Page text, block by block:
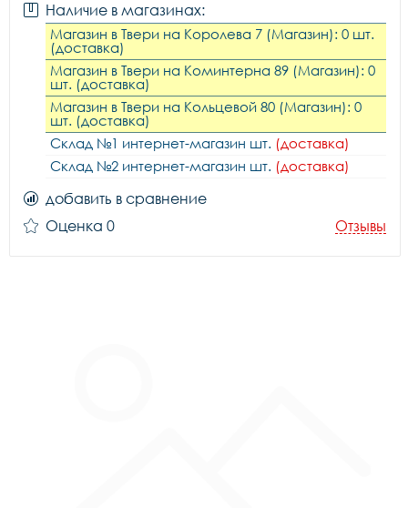
Наличие в магазинах:
Магазин в Твери на Королева 7 (Магазин): 0 шт.
(доставка)
Магазин в Твери на Коминтерна 89 (Магазин): 0
шт. (доставка)
Магазин в Твери на Кольцевой 80 (Магазин): 0
шт. (доставка)
Склад №1 интернет-магазин шт. (доставка)
Склад №2 интернет-магазин шт. (доставка)
добавить в сравнение
Оценка 0
Отзывы